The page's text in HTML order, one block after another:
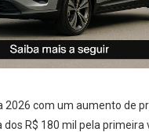
2026 com um aumento de
R$ 180 mil pela primeira